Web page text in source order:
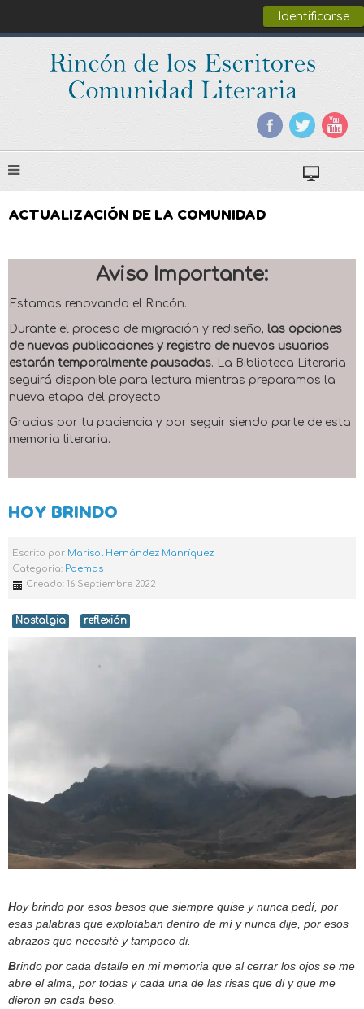
Identificarse
ACTUALIZACIÓN DE LA COMUNIDAD
Aviso Importante:
Estamos renovando el Rincón.
Durante el proceso de migración y rediseño, las opciones
de nuevas publicaciones y registro de nuevos usuarios
estarán temporalmente pausadas. La Biblioteca Literaria
seguirá disponible para lectura mientras preparamos la
nueva etapa del proyecto.
Gracias por tu paciencia y por seguir siendo parte de esta
memoria literaria.
HOY BRINDO
Escrito por Marisol Hernández Manríquez
Categoría: Poemas
Creado: 16 Septiembre 2022
Nostalgia reflexión
Hoy brindo por esos besos que siempre quise y nunca pedí, por
esas palabras que explotaban dentro de mí y nunca dije, por esos
abrazos que necesité y tampoco di.
Brindo por cada detalle en mi memoria que al cerrar los ojos se me
abre el alma, por todas y cada una de las risas que di y que me
dieron en cada beso.